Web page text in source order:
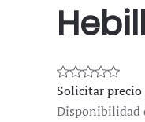
Solicitar precio
Disponibilidad